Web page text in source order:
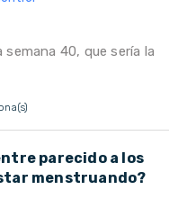
40, que sería la
parecido a los
menstruando?